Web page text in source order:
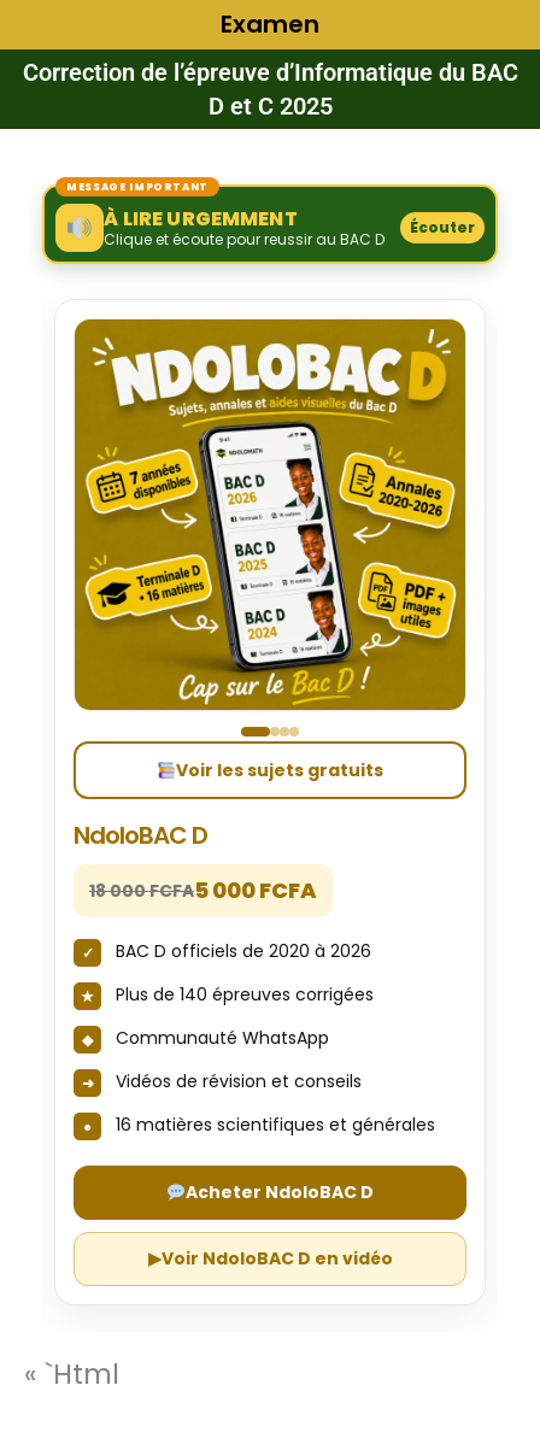
Examen
Correction de l’épreuve d’Informatique du BAC
D et C 2025
MESSAGE IMPORTANT
À LIRE URGEMMENT
Clique et écoute pour reussir au BAC D
Écouter
Voir les sujets gratuits
NdoloBAC D
18 000 FCFA5 000 FCFA
BAC D officiels de 2020 à 2026
Plus de 140 épreuves corrigées
Communauté WhatsApp
Vidéos de révision et conseils
16 matières scientifiques et générales
Acheter NdoloBAC D
▶Voir NdoloBAC D en vidéo
« `html